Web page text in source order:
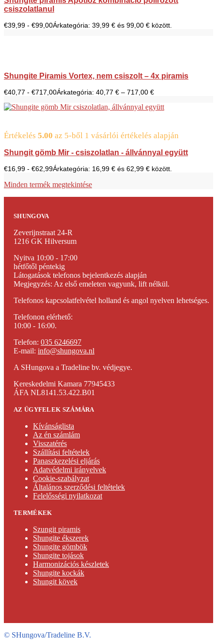
csiszolatlanul
€39,99 - €99,00Árkategória: 39,99 € és 99,00 € között.
Shungite Piramis Vortex, nem csiszolt – 4x piramis
€40,77 - €717,00Árkategória: 40,77 € – 717,00 €
Értékelés 5.00 az 5-ből 1 vásárlói értékelés alapján
Shungit gömb Mir - csiszolatlan - állvánnyal együtt
€16,99 - €62,99Árkategória: 16,99 € és 62,99 € között.
Minden termék megtekintése
SHUNGOVA
Zeverijnstraat 24-R
1216 GK Hilversum
Nyitva 10:00 - 17:00
hétfőtől péntekig
Látogatások telefonos bejelentkezés alapján
Megjegyzés: Az első emeleten vagyunk, lift nélkül.
Telefonos kapcsolatfelvétel holland és angol nyelven lehetséges.
Telefonon elérhető:
10:00 - 16:00.
Telefon: 035 6246697
E-mail: info@shungova.nl
A SHungova a Tradeline bv. védjegye.
Kereskedelmi Kamara 77945433
ÁFA NL8141.53.422.B01
AZ ÜGYFELEK SZÁMÁRA
Kívánságlista
Az én számlám
Visszatérés
Szállítási feltételek
Panaszkezelési eljárás
Adatvédelmi irányelvek
Cookie-szabályzat
Általános szerződési feltételek
Felelősségi nyilatkozat
TERMÉKEK
Szungit piramis
Shungite ékszerek
Shungite gömbök
Shungite tojások
Harmonizációs készletek
Shungite kockák
Shungit kövek
© SHungova/Tradeline B.V.